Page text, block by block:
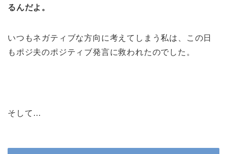
るんだよ。
いつもネガティブな方向に考えてしまう私は、この日
もポジ夫のポジティブ発言に救われたのでした。
そして…